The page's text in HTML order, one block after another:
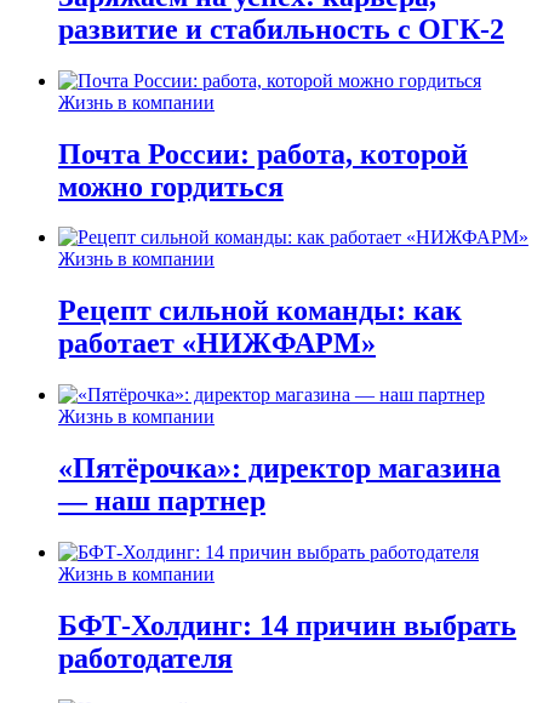
развитие и стабильность c ОГК-2
Жизнь в компании
Почта России: работа, которой
можно гордиться
Жизнь в компании
Рецепт сильной команды: как
работает «НИЖФАРМ»
Жизнь в компании
«Пятёрочка»: директор магазина
— наш партнер
Жизнь в компании
БФТ-Холдинг: 14 причин выбрать
работодателя